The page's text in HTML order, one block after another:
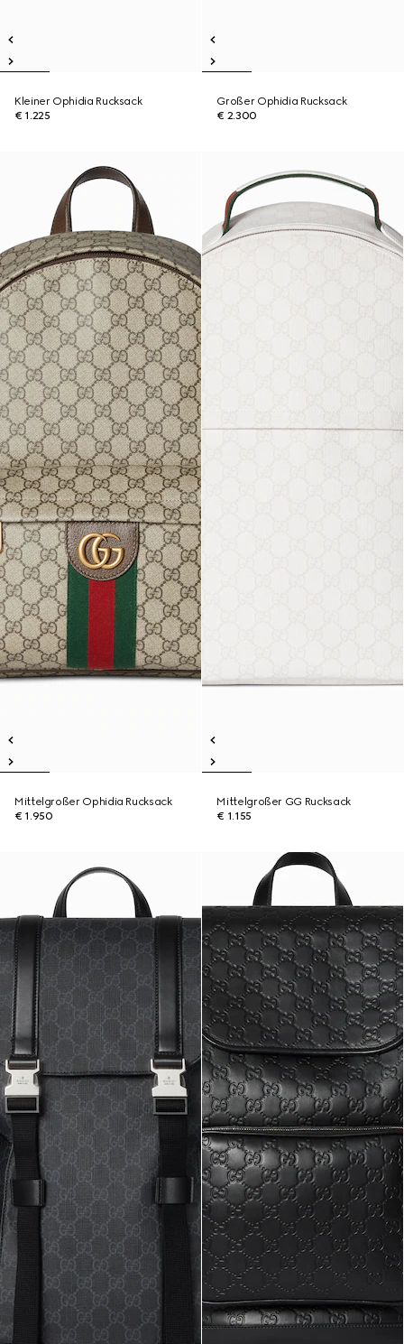
Kleiner Ophidia Rucksack
€ 1.225
Großer Ophidia Rucksack
€ 2.300
Mittelgroßer Ophidia Rucksack
€ 1.950
Mittelgroßer GG Rucksack
€ 1.155